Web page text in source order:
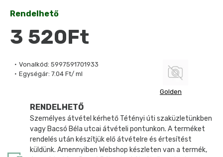
Vonalkód: 5997591701933
Egységár: 7.04 Ft/ ml
Golden
Rendelhető
3 520Ft
RENDELHETŐ
Személyes átvétel kérhető Tétényi úti szaküzletünkben
vagy Bacsó Béla utcai átvételi pontunkon. A terméket
rendelés után készítjük elő átvételre és értesítést
küldünk. Amennyiben Webshop készleten van a termék,